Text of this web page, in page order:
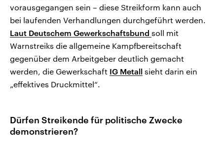
vorausgegangen sein – diese Streikform kann auch
bei laufenden Verhandlungen durchgeführt werden.
Laut Deutschem Gewerkschaftsbund soll mit
Warnstreiks die allgemeine Kampfbereitschaft
gegenüber dem Arbeitgeber deutlich gemacht
werden, die Gewerkschaft IG Metall sieht darin ein
„effektives Druckmittel“.
Dürfen Streikende für politische Zwecke
demonstrieren?